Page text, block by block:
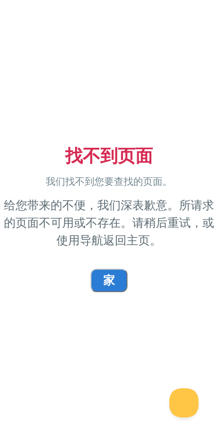
找不到页面
我们找不到您要查找的页面。
给您带来的不便，我们深表歉意。所请求
的页面不可用或不存在。请稍后重试，或
使用导航返回主页。
家